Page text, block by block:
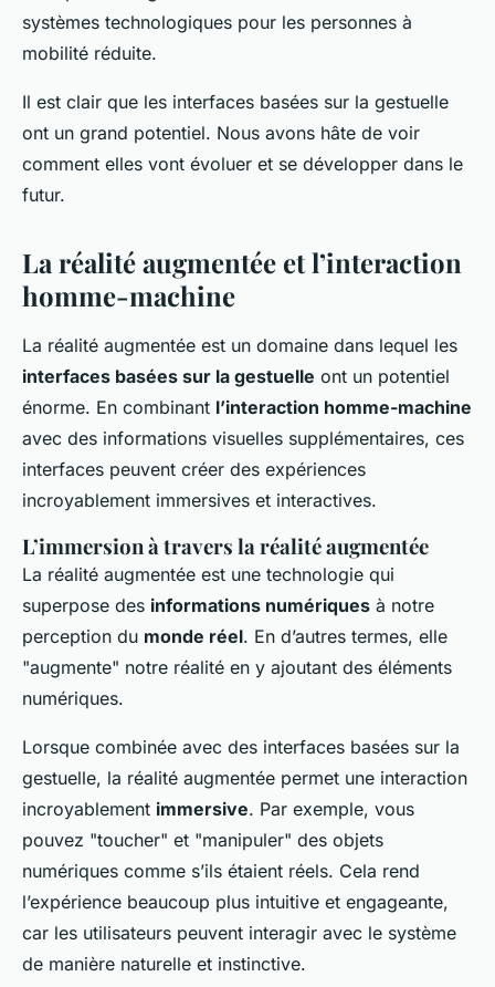
systèmes technologiques pour les personnes à
mobilité réduite.
Il est clair que les interfaces basées sur la gestuelle
ont un grand potentiel. Nous avons hâte de voir
comment elles vont évoluer et se développer dans le
futur.
La réalité augmentée et l’interaction
homme-machine
La réalité augmentée est un domaine dans lequel les
interfaces basées sur la gestuelle ont un potentiel
énorme. En combinant l’interaction homme-machine
avec des informations visuelles supplémentaires, ces
interfaces peuvent créer des expériences
incroyablement immersives et interactives.
L’immersion à travers la réalité augmentée
La réalité augmentée est une technologie qui
superpose des informations numériques à notre
perception du monde réel. En d’autres termes, elle
"augmente" notre réalité en y ajoutant des éléments
numériques.
Lorsque combinée avec des interfaces basées sur la
gestuelle, la réalité augmentée permet une interaction
incroyablement immersive. Par exemple, vous
pouvez "toucher" et "manipuler" des objets
numériques comme s’ils étaient réels. Cela rend
l’expérience beaucoup plus intuitive et engageante,
car les utilisateurs peuvent interagir avec le système
de manière naturelle et instinctive.